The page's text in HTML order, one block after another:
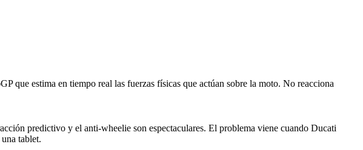
estima en tiempo real las fuerzas físicas que actúan sobre la moto. No reacciona
predictivo y el anti-wheelie son espectaculares. El problema viene cuando Ducati
tablet.